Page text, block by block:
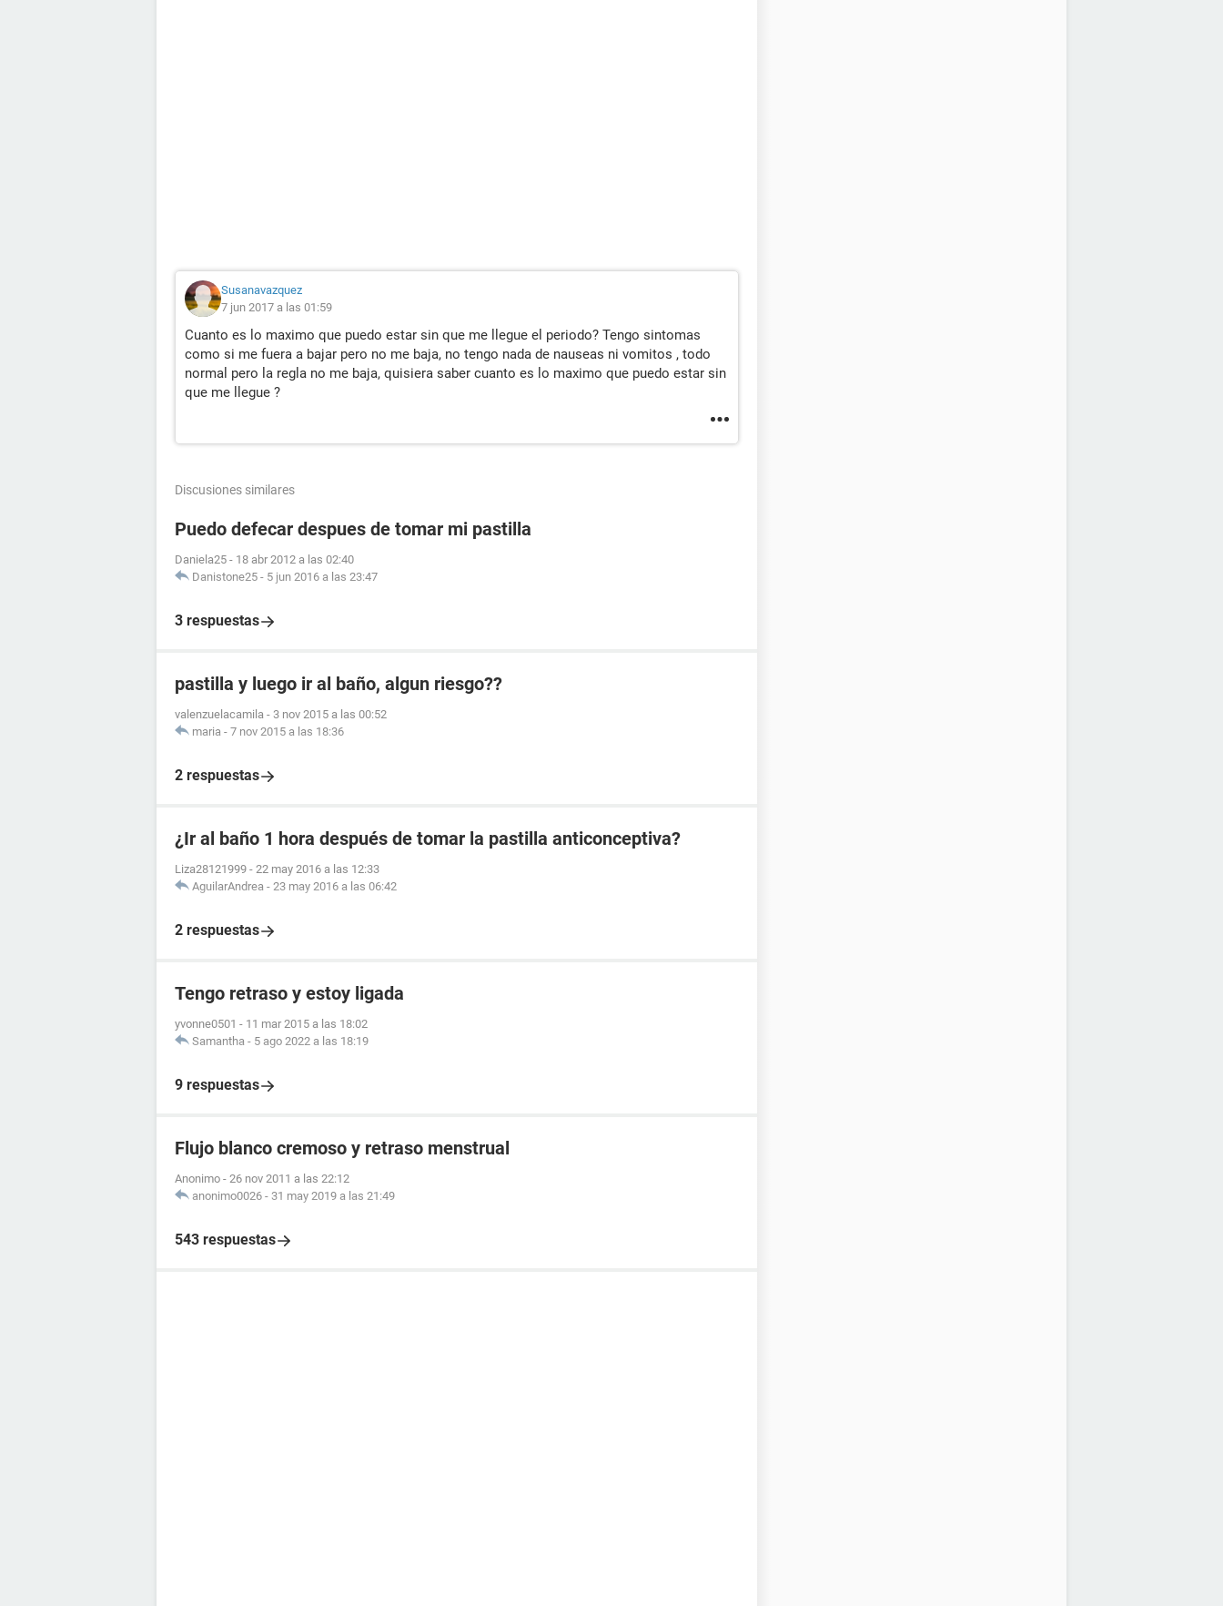
Susanavazquez
7 jun 2017 a las 01:59
Cuanto es lo maximo que puedo estar sin que me llegue el periodo? Tengo sintomas
como si me fuera a bajar pero no me baja, no tengo nada de nauseas ni vomitos , todo
normal pero la regla no me baja, quisiera saber cuanto es lo maximo que puedo estar sin
que me llegue ?
Discusiones similares
Puedo defecar despues de tomar mi pastilla
Daniela25 - 18 abr 2012 a las 02:40
Danistone25 - 5 jun 2016 a las 23:47
3 respuestas
pastilla y luego ir al baño, algun riesgo??
valenzuelacamila - 3 nov 2015 a las 00:52
maria - 7 nov 2015 a las 18:36
2 respuestas
¿Ir al baño 1 hora después de tomar la pastilla anticonceptiva?
Liza28121999 - 22 may 2016 a las 12:33
AguilarAndrea - 23 may 2016 a las 06:42
2 respuestas
Tengo retraso y estoy ligada
yvonne0501 - 11 mar 2015 a las 18:02
Samantha - 5 ago 2022 a las 18:19
9 respuestas
Flujo blanco cremoso y retraso menstrual
Anonimo - 26 nov 2011 a las 22:12
anonimo0026 - 31 may 2019 a las 21:49
543 respuestas